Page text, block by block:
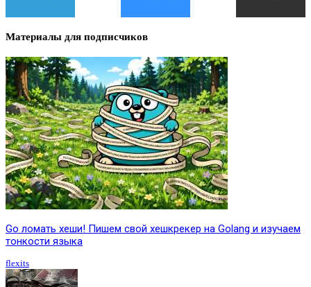
Материалы для подписчиков
Go ломать хеши! Пишем свой хешкрекер на Golang и изучаем
тонкости языка
flexits